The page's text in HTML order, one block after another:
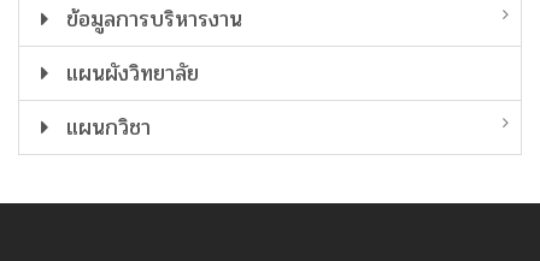
ข้อมูลการบริหารงาน
แผนผังวิทยาลัย
แผนกวิชา